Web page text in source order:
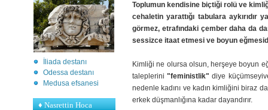
İliada destanı
Odessa destanı
Medusa efsanesi
♦ Nasrettin Hoca
Toplumun kendisine biçtiği rolü ve
cehaletin yarattığı tabulara
görmez, etrafındaki çember daha da
sessizce itaat etmesi ve boyun
Kimliği ne olursa olsun, herşeye boyun
taleplerini"feministlik" diye
nedenle kadını ve kadın kimliğini biraz
erkek düşmanlığına kadar dayandırır.